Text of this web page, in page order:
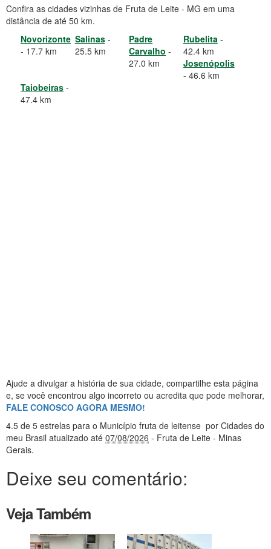
Confira as cidades vizinhas de Fruta de Leite - MG em uma
distância de até 50 km.
Novorizonte
- 17.7 km
Salinas-
25.5 km
Padre
Carvalho -
27.0 km
Rubelita-
42.4 km
Josenópolis
- 46.6 km
Taiobeiras -
47.4 km
Ajude a divulgar a história de sua cidade, compartilhe esta página
e, se você encontrou algo incorreto ou acredita que pode melhorar,
FALE CONOSCO AGORA MESMO!
4.5 de 5 estrelas para o Município fruta de leitense por Cidades do
meu Brasil atualizado até 07/08/2026 - Fruta de Leite - Minas
Gerais.
Deixe seu comentário:
Veja Também